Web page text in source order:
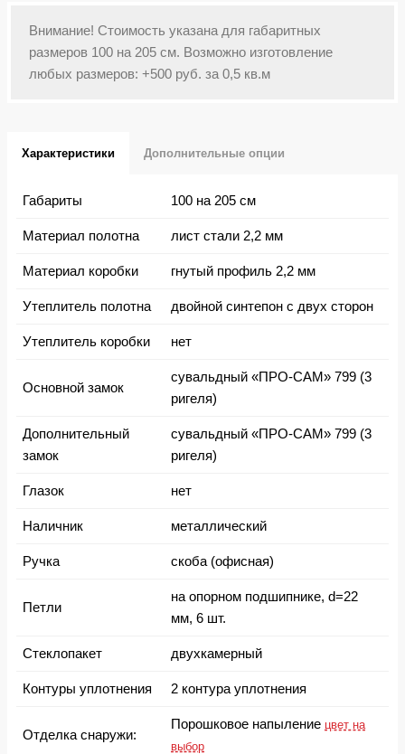
Внимание! Стоимость указана для габаритных
размеров 100 на 205 см. Возможно изготовление
любых размеров: +500 руб. за 0,5 кв.м
Характеристики Дополнительные опции
Габариты 100 на 205 см
Материал полотна лист стали 2,2 мм
Материал коробки гнутый профиль 2,2 мм
Утеплитель полотна двойной синтепон с двух сторон
Утеплитель коробки нет
Основной замок
сувальдный «ПРО-САМ» 799 (3
ригеля)
Дополнительный
замок
сувальдный «ПРО-САМ» 799 (3
ригеля)
Глазок нет
Наличник металлический
Ручка скоба (офисная)
Петли
на опорном подшипнике, d=22
мм, 6 шт.
Стеклопакет двухкамерный
Контуры уплотнения 2 контура уплотнения
Отделка снаружи:
Порошковое напыление цвет на
выбор